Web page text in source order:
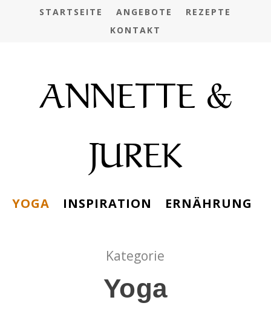
STARTSEITE ANGEBOTE
REZEPTE
KONTAKT
ANNETTE &
JUREK
YOGA INSPIRATION ERNÄHRUNG
Kategorie
Yoga